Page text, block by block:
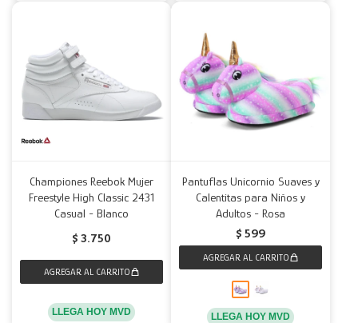
Championes Reebok Mujer
Freestyle High Classic 2431
Casual - Blanco
$ 3.750
LLEGA HOY MVD
Pantuflas Unicornio Suaves y
Calentitas para Niños y
Adultos - Rosa
$ 599
LLEGA HOY MVD